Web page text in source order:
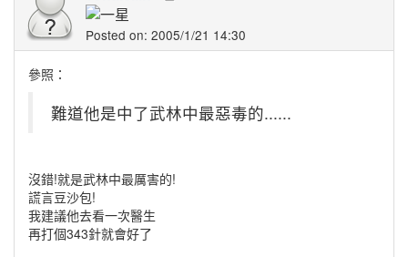
Posted on: 2005/1/21 14:30
參照：
難道他是中了武林中最惡毒的......
沒錯!就是武林中最厲害的!
謊言豆沙包!
我建議他去看一次醫生
再打個343針就會好了